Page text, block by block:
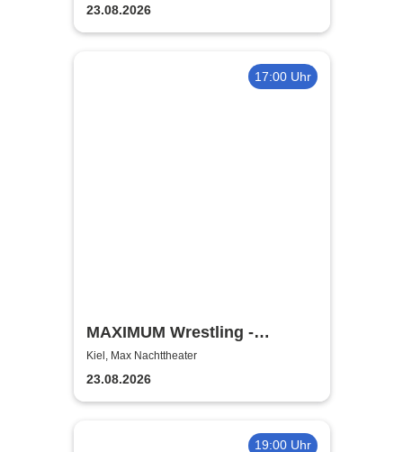
Kiel
23.08.2026
17:00 Uhr
MAXIMUM Wrestling -
Küstenkeilerei '26
Kiel, Max Nachttheater
23.08.2026
19:00 Uhr